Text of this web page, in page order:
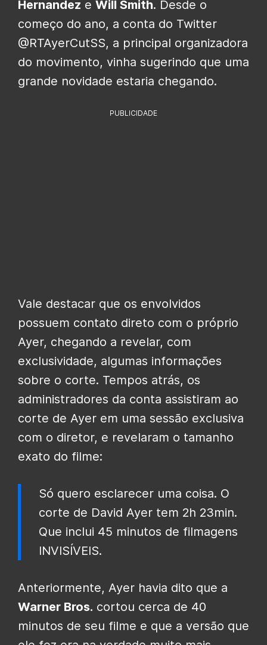
Hernandez e Will Smith. Desde o
começo do ano, a conta do Twitter
@RTAyerCutSS, a principal organizadora
do movimento, vinha sugerindo que uma
grande novidade estaria chegando.
PUBLICIDADE
Vale destacar que os envolvidos
possuem contato direto com o próprio
Ayer, chegando a revelar, com
exclusividade, algumas informações
sobre o corte. Tempos atrás, os
administradores da conta assistiram ao
corte de Ayer em uma sessão exclusiva
com o diretor, e revelaram o tamanho
exato do filme:
Só quero esclarecer uma coisa. O
corte de David Ayer tem 2h 23min.
Que inclui 45 minutos de filmagens
INVISÍVEIS.
Anteriormente, Ayer havia dito que a
Warner Bros. cortou cerca de 40
minutos de seu filme e que a versão que